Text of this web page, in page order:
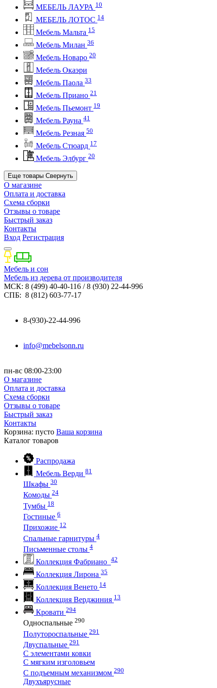
МЕБЕЛЬ ЛАУРА 10
МЕБЕЛЬ ЛОТОС 14
Мебель Мальта 15
Мебель Милан 36
Мебель Новаро 20
Мебель Окаэри
Мебель Паола 33
Мебель Приано 21
Мебель Пьемонт 19
Мебель Рауна 41
Мебель Резная 50
Мебель Стюард 17
Мебель Элбург 20
Еще товары Свернуть
О магазине
Оплата и доставка
Схема сборки
Отзывы о товаре
Быстрый заказ
Контакты
Вход Регистрация
Мебель и сон
Мебель из дерева от производителя
МСК: 8 (499) 40-40-116 / 8 (930) 22-44-996
СПБ: 8 (812) 603-77-17
8-(930)-22-44-996
info@mebelsonn.ru
пн-вс 08:00-23:00
О магазине
Оплата и доставка
Схема сборки
Отзывы о товаре
Быстрый заказ
Контакты
Корзина: пусто Ваша корзина
Каталог товаров
Распродажа
Мебель Верди 81
Шкафы 30
Комоды 24
Тумбы 18
Гостиные 6
Прихожие 12
Спальные гарнитуры 4
Письменные столы 4
Коллекция Фабриано 42
Коллекция Лирона 35
Коллекция Венето 14
Коллекция Верджиния 13
Кровати 294
Односпальные 290
Полутороспальные 291
Двуспальные 291
С элементами ковки
С мягким изголовьем
С подъемным механизмом 290
Двухъярусные